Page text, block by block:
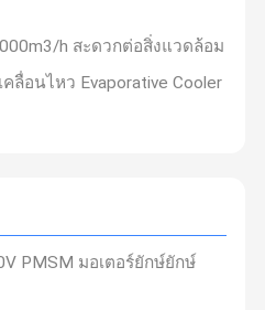
h สะดวกต่อสิ่งแวดล้อม
ลื่อนไหว Evaporative Cooler
PMSM มอเตอร์ยักษ์ยักษ์